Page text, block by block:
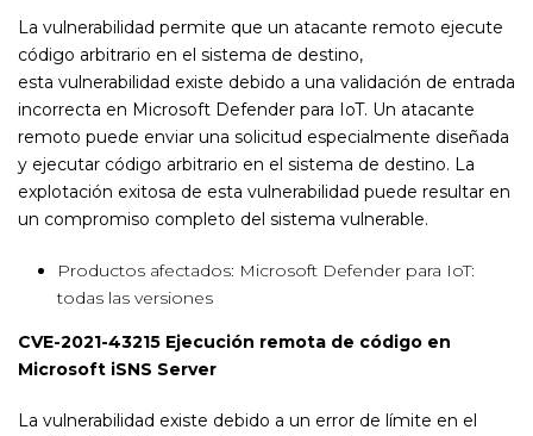
La vulnerabilidad permite que un atacante remoto ejecute
código arbitrario en el sistema de destino,
esta vulnerabilidad existe debido a una validación de entrada
incorrecta en Microsoft Defender para IoT. Un atacante
remoto puede enviar una solicitud especialmente diseñada
y ejecutar código arbitrario en el sistema de destino. La
explotación exitosa de esta vulnerabilidad puede resultar en
un compromiso completo del sistema vulnerable.
Productos afectados: Microsoft Defender para IoT:
todas las versiones
CVE-2021-43215 Ejecución remota de código en
Microsoft iSNS Server
La vulnerabilidad existe debido a un error de límite en el